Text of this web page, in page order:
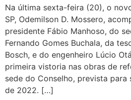
Na última sexta-feira (20), o
SP, Odemilson D. Mossero,
presidente Fábio Manhoso, do
Fernando Gomes Buchala, da
Bosch, e do engenheiro Lúcio
primeira vistoria nas obras de
sede do Conselho, prevista para
de 2022. […]